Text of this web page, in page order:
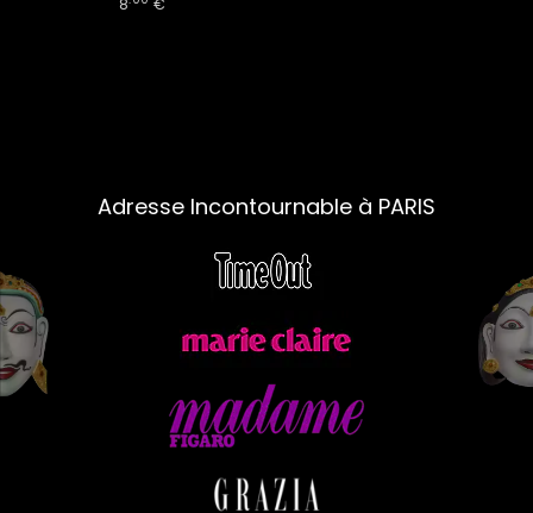
8
€
Adresse Incontournable à PARIS